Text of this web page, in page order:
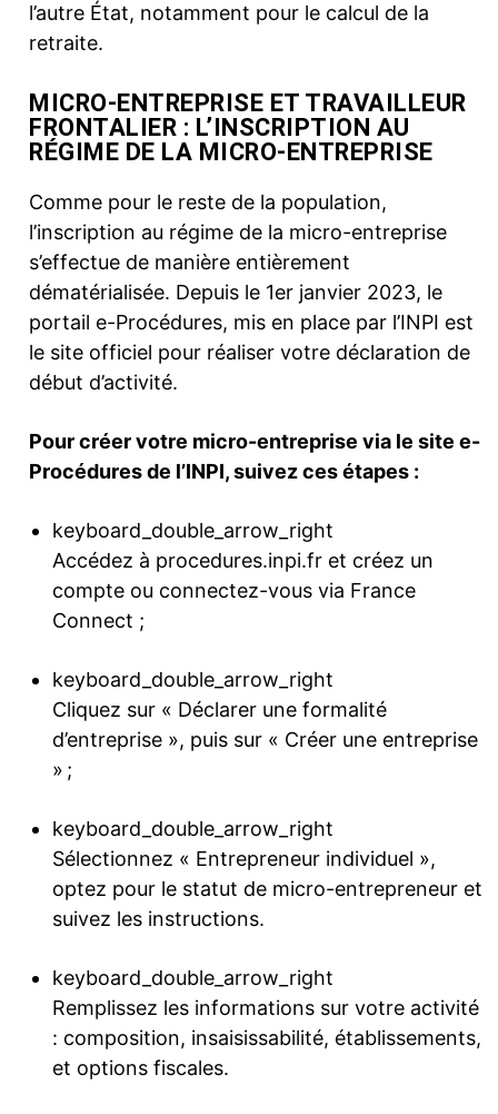
l’autre État, notamment pour le calcul de la
retraite.
MICRO-ENTREPRISE ET TRAVAILLEUR
FRONTALIER : L’INSCRIPTION AU
RÉGIME DE LA MICRO-ENTREPRISE
Comme pour le reste de la population,
l’inscription au régime de la micro-entreprise
s’effectue de manière entièrement
dématérialisée. Depuis le 1er janvier 2023, le
portail e-Procédures, mis en place par l’INPI est
le site officiel pour réaliser votre déclaration de
début d’activité.
Pour créer votre micro-entreprise via le site e-
Procédures de l’INPI, suivez ces étapes :
keyboard_double_arrow_right
Accédez à procedures.inpi.fr et créez un
compte ou connectez-vous via France
Connect ;
keyboard_double_arrow_right
Cliquez sur « Déclarer une formalité
d’entreprise », puis sur « Créer une entreprise
» ;
keyboard_double_arrow_right
Sélectionnez « Entrepreneur individuel »,
optez pour le statut de micro-entrepreneur et
suivez les instructions.
keyboard_double_arrow_right
Remplissez les informations sur votre activité
: composition, insaisissabilité, établissements,
et options fiscales.